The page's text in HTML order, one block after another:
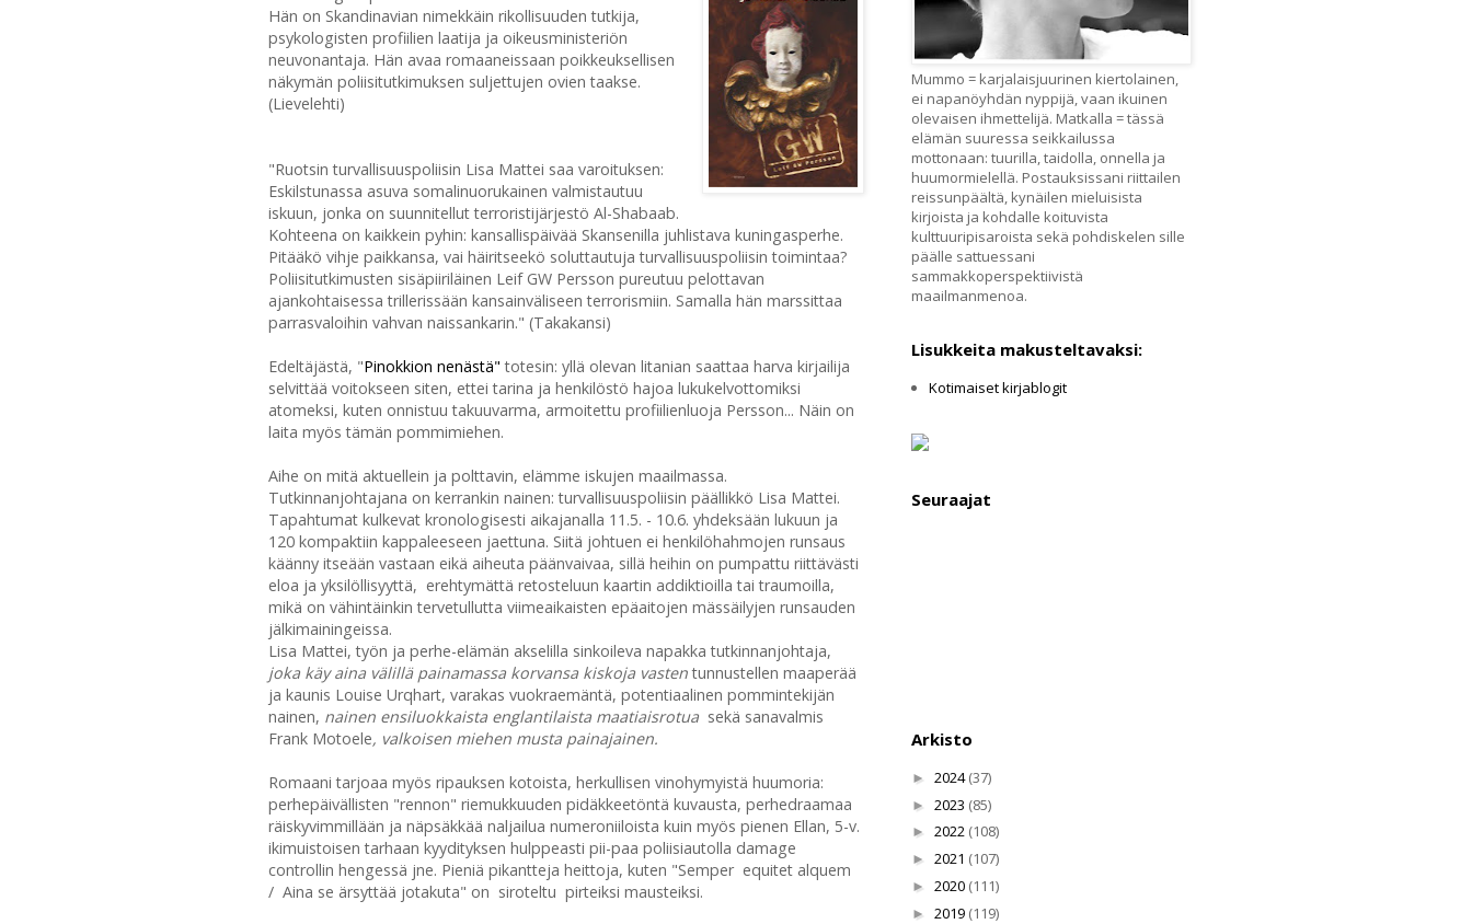
Hän on Skandinavian nimekkäin rikollisuuden tutkija,
psykologisten profiilien laatija ja oikeusministeriön
neuvonantaja. Hän avaa romaaneissaan poikkeuksellisen
näkymän poliisitutkimuksen suljettujen ovien taakse.
(Lievelehti)
"Ruotsin turvallisuuspoliisin Lisa Mattei saa varoituksen:
Eskilstunassa asuva somalinuorukainen valmistautuu
iskuun, jonka on suunnitellut terroristijärjestö Al-Shabaab.
Kohteena on kaikkein pyhin: kansallispäivää Skansenilla juhlistava kuningasperhe.
Pitääkö vihje paikkansa, vai häiritseekö soluttautuja turvallisuuspoliisin toimintaa?
Poliisitutkimusten sisäpiiriläinen Leif GW Persson pureutuu pelottavan
ajankohtaisessa trillerissään kansainväliseen terrorismiin. Samalla hän marssittaa
parrasvaloihin vahvan naissankarin." (Takakansi)
Edeltäjästä, "Pinokkion nenästä" totesin: yllä olevan litanian saattaa harva kirjailija
selvittää voitokseen siten, ettei tarina ja henkilöstö hajoa lukukelvottomiksi
atomeksi, kuten onnistuu takuuvarma, armoitettu profiilienluoja Persson... Näin on
laita myös tämän pommimiehen.
Aihe on mitä aktuellein ja polttavin, elämme iskujen maailmassa.
Tutkinnanjohtajana on kerrankin nainen: turvallisuuspoliisin päällikkö Lisa Mattei.
Tapahtumat kulkevat kronologisesti aikajanalla 11.5. - 10.6. yhdeksään lukuun ja
120 kompaktiin kappaleeseen jaettuna. Siitä johtuen ei henkilöhahmojen runsaus
käänny itseään vastaan eikä aiheuta päänvaivaa, sillä heihin on pumpattu riittävästi
eloa ja yksilöllisyyttä, erehtymättä retosteluun kaartin addiktioilla tai traumoilla,
mikä on vähintäinkin tervetullutta viimeaikaisten epäaitojen mässäilyjen runsauden
jälkimainingeissa.
Lisa Mattei, työn ja perhe-elämän akselilla sinkoileva napakka tutkinnanjohtaja,
joka käy aina välillä painamassa korvansa kiskoja vastentunnustellen maaperää
ja kaunis Louise Urqhart, varakas vuokraemäntä, potentiaalinen pommintekijän
nainen, nainen ensiluokkaista englantilaista maatiaisrotua sekä sanavalmis
Frank Motoele, valkoisen miehen musta painajainen.
Romaani tarjoaa myös ripauksen kotoista, herkullisen vinohymyistä huumoria:
perhepäivällisten "rennon" riemukkuuden pidäkkeetöntä kuvausta, perhedraamaa
räiskyvimmillään ja näpsäkkää naljailua numeroniiloista kuin myös pienen Ellan, 5-v.
ikimuistoisen tarhaan kyydityksen hulppeasti pii-paa poliisiautolla damage
controllin hengessä jne. Pieniä pikantteja heittoja, kuten "Semper equitet alquem
/ Aina se ärsyttää jotakuta" on siroteltu pirteiksi mausteiksi.
Mummo = karjalaisjuurinen kiertolainen,
ei napanöyhdän nyppijä, vaan ikuinen
olevaisen ihmettelijä. Matkalla = tässä
elämän suuressa seikkailussa
mottonaan: tuurilla, taidolla, onnella ja
huumormielellä. Postauksissani riittailen
reissunpäältä, kynäilen mieluisista
kirjoista ja kohdalle koituvista
kulttuuripisaroista sekä pohdiskelen sille
päälle sattuessani
sammakkoperspektiivistä
maailmanmenoa.
Lisukkeita makusteltavaksi:
Kotimaiset kirjablogit
Seuraajat
Arkisto
► 2024(37)
► 2023 (85)
► 2022 (108)
► 2021 (107)
► 2020 (111)
► 2019 (119)